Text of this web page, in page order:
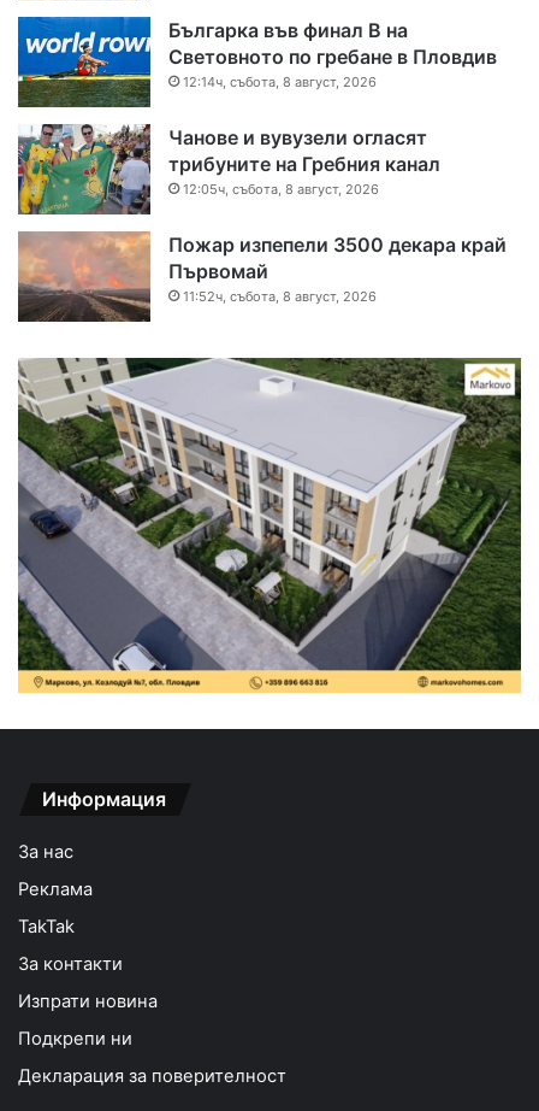
Българка във финал B на
Световното по гребане в Пловдив
12:14ч, събота, 8 август, 2026
Чанове и вувузели огласят
трибуните на Гребния канал
12:05ч, събота, 8 август, 2026
Пожар изпепели 3500 декара край
Първомай
11:52ч, събота, 8 август, 2026
Информация
За нас
Реклама
TakTak
За контакти
Изпрати новина
Подкрепи ни
Декларация за поверителност